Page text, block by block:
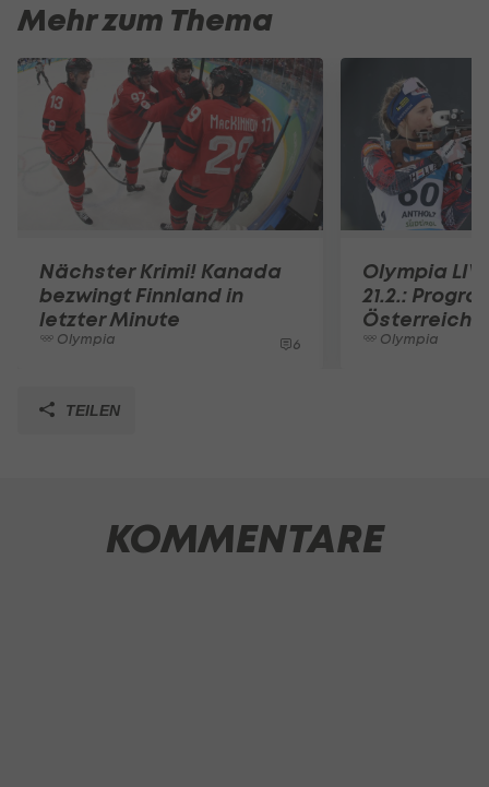
Mehr zum Thema
Nächster Krimi! Kanada
bezwingt Finnland in
letzter Minute
Olympia 6
Olympia
21.2.:
Olympia
TEILEN
KOMMENTARE